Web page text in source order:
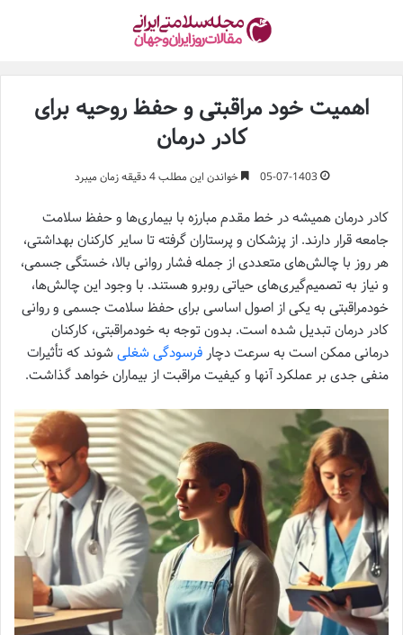
اهمیت خود مراقبتی و حفظ روحیه برای
کادر درمان
05-07-1403 خواندن این مطلب 4 دقیقه زمان میبرد
کادر درمان همیشه در خط مقدم مبارزه با بیماری‌ها و حفظ سلامت
جامعه قرار دارند. از پزشکان و پرستاران گرفته تا سایر کارکنان بهداشتی،
هر روز با چالش‌های متعددی از جمله فشار روانی بالا، خستگی جسمی،
و نیاز به تصمیم‌گیری‌های حیاتی روبرو هستند. با وجود این چالش‌ها،
خودمراقبتی به یکی از اصول اساسی برای حفظ سلامت جسمی و روانی
کادر درمان تبدیل شده است. بدون توجه به خودمراقبتی، کارکنان
درمانی ممکن است به سرعت دچار فرسودگی شغلی شوند که تأثیرات
منفی جدی بر عملکرد آنها و کیفیت مراقبت از بیماران خواهد گذاشت.